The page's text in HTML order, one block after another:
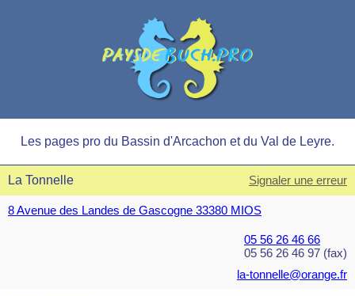
Les pages pro du Bassin d'Arcachon et du Val de Leyre.
La Tonnelle Signaler une erreur
8 Avenue des Landes de Gascogne 33380 MIOS
05 56 26 46 66
05 56 26 46 97 (fax)
la-tonnelle@orange.fr